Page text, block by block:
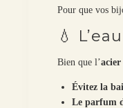
Pour que vos
💧
Bien que l’
Évitez la
Le parfum